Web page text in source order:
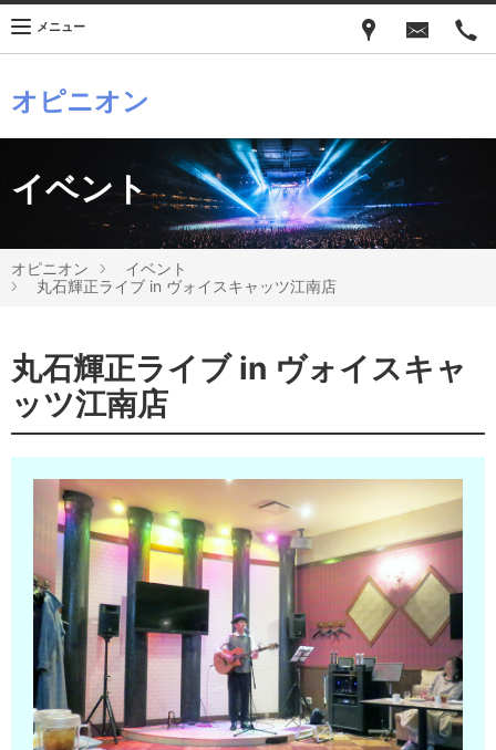
オピニオン
メニュー
イベント
オピニオン
イベント
丸石輝正ライブ in ヴォイスキャッツ江南店
丸石輝正ライブ in ヴォイスキャ
ッツ江南店